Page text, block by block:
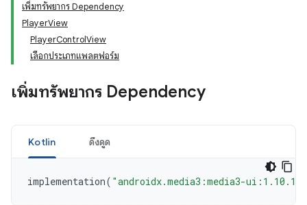
เพิ่มทรัพยากร Dependency
PlayerView
PlayerControlView
เลือกประเภทแพลตฟอร์ม
เพิ่มทรัพยากร Dependency
Kotlin ดึงดูด
implementation( "androidx.media3:media3-ui:1.10.1"